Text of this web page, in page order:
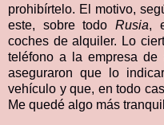
prohibírtelo. El motivo,
este, sobre todo Rusia,
coches de alquiler. Lo
teléfono a la empresa
aseguraron que lo
vehículo y que, en todo
Me quedé algo más